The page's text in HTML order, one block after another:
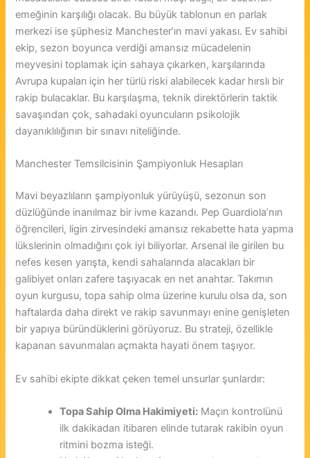
emeğinin karşılığı olacak. Bu büyük tablonun en parlak
merkezi ise şüphesiz Manchester’ın mavi yakası. Ev sahibi
ekip, sezon boyunca verdiği amansız mücadelenin
meyvesini toplamak için sahaya çıkarken, karşılarında
Avrupa kupaları için her türlü riski alabilecek kadar hırslı bir
rakip bulacaklar. Bu karşılaşma, teknik direktörlerin taktik
savaşından çok, sahadaki oyuncuların psikolojik
dayanıklılığının bir sınavı niteliğinde.
Manchester Temsilcisinin Şampiyonluk Hesapları
Mavi beyazlıların şampiyonluk yürüyüşü, sezonun son
düzlüğünde inanılmaz bir ivme kazandı. Pep Guardiola’nın
öğrencileri, ligin zirvesindeki amansız rekabette hata yapma
lükslerinin olmadığını çok iyi biliyorlar. Arsenal ile girilen bu
nefes kesen yarışta, kendi sahalarında alacakları bir
galibiyet onları zafere taşıyacak en net anahtar. Takımın
oyun kurgusu, topa sahip olma üzerine kurulu olsa da, son
haftalarda daha direkt ve rakip savunmayı enine genişleten
bir yapıya büründüklerini görüyoruz. Bu strateji, özellikle
kapanan savunmaları açmakta hayati önem taşıyor.
Ev sahibi ekipte dikkat çeken temel unsurlar şunlardır:
Topa Sahip Olma Hakimiyeti: Maçın kontrolünü
ilk dakikadan itibaren elinde tutarak rakibin oyun
ritmini bozma isteği.